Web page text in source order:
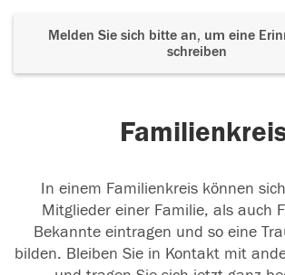
Melden Sie sich bitte an, um eine
schreiben
In einem Familienkreis können
Mitglieder einer Familie, als auch
Bekannte eintragen und so eine
bilden. Bleiben Sie in Kontakt mit